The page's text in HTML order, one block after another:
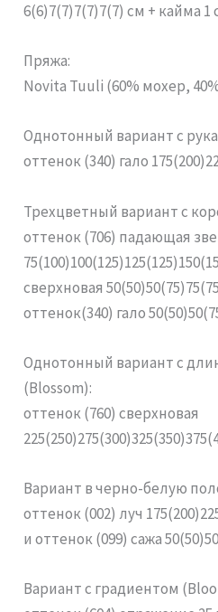
6(6)7(7)7(7)7(7) см + кайма 1
Пряжа:
Novita Tuuli (60% мохер,
Однотонный вариант с
оттенок (340) гало
Трехцветный вариант с
оттенок (706) падающая
сверхновая
оттенок(340) гало
Однотонный вариант с
(Blossom):
оттенок (760) сверхновая
Вариант в черно-белую
оттенок (002) луч
и оттенок (099) сажа
Вариант с градиентом